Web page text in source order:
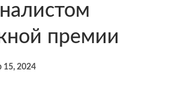
премии
15, 2024